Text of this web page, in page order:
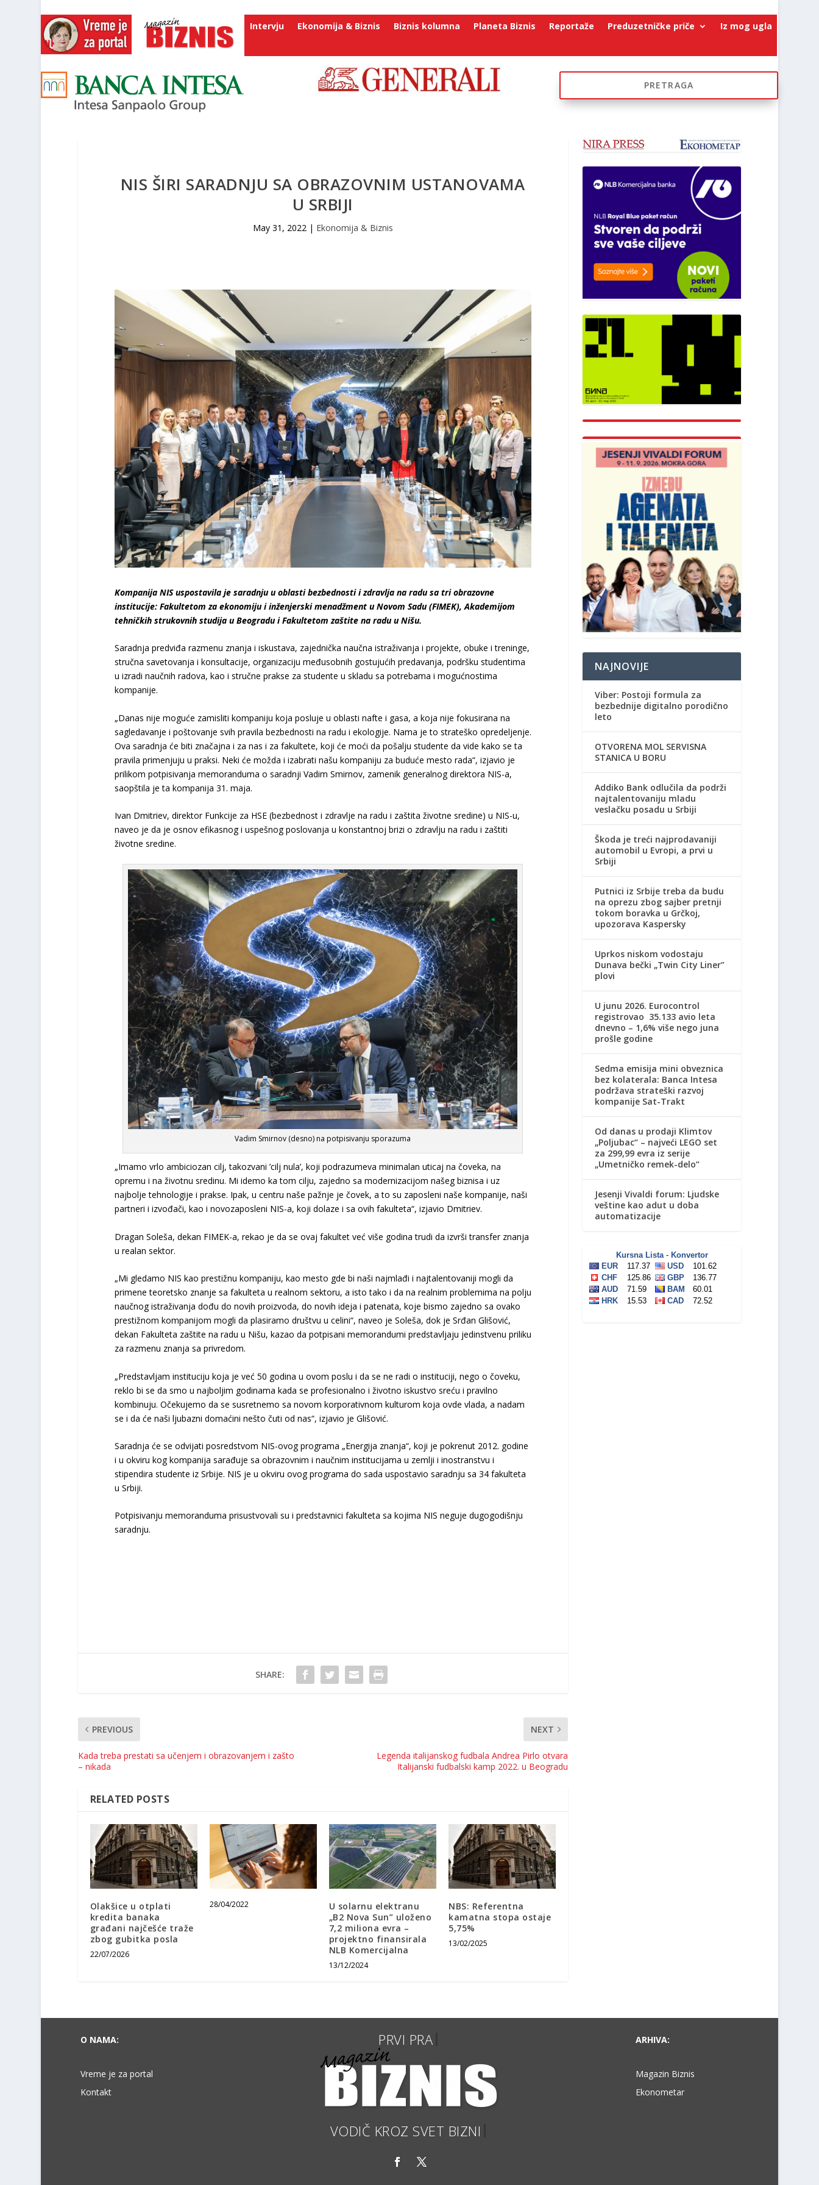
Intervju Ekonomija & Biznis Biznis kolumna Planeta Biznis Reportaže Preduzetničke priče Iz mog ugla
NIS ŠIRI SARADNЈU SA OBRAZOVNIM USTANOVAMA
U SRBIJI
May 31, 2022| Ekonomija & Biznis
Kompanija NIS uspostavila je saradnju u oblasti bezbednosti i zdravlјa na radu sa tri obrazovne
institucije: Fakultetom za ekonomiju i inženjerski menadžment u Novom Sadu (FIMEK), Akademijom
tehničkih strukovnih studija u Beogradu i Fakultetom zaštite na radu u Nišu.
Saradnja predviđa razmenu znanja i iskustava, zajednička naučna istraživanja i projekte, obuke i treninge,
stručna savetovanja i konsultacije, organizaciju međusobnih gostujućih predavanja, podršku studentima
u izradi naučnih radova, kao i stručne prakse za studente u skladu sa potrebama i mogućnostima
kompanije.
„Danas nije moguće zamisliti kompaniju koja posluje u oblasti nafte i gasa, a koja nije fokusirana na
sagledavanje i poštovanje svih pravila bezbednosti na radu i ekologije. Nama je to strateško opredelјenje.
Ova saradnja će biti značajna i za nas i za fakultete, koji će moći da pošalјu studente da vide kako se ta
pravila primenjuju u praksi. Neki će možda i izabrati našu kompaniju za buduće mesto rada“, izjavio je
prilikom potpisivanja memoranduma o saradnji Vadim Smirnov, zamenik generalnog direktora NIS-a,
saopštila je ta kompanija 31. maja.
Ivan Dmitriev, direktor Funkcije za HSE (bezbednost i zdravlјe na radu i zaštita životne sredine) u NIS-u,
naveo je da je osnov efikasnog i uspešnog poslovanja u konstantnoj brizi o zdravlјu na radu i zaštiti
životne sredine.
Vadim Smirnov (desno) na potpisivanju sporazuma
„Imamo vrlo ambiciozan cilј, takozvani ’cilј nula’, koji podrazumeva minimalan uticaj na čoveka, na
opremu i na životnu sredinu. Mi idemo ka tom cilјu, zajedno sa modernizacijom našeg biznisa i uz
najbolјe tehnologije i prakse. Ipak, u centru naše pažnje je čovek, a to su zaposleni naše kompanije, naši
partneri i izvođači, kao i novozaposleni NIS-a, koji dolaze i sa ovih fakulteta“, izjavio Dmitriev.
Dragan Soleša, dekan FIMEK-a, rekao je da se ovaj fakultet već više godina trudi da izvrši transfer znanja
u realan sektor.
„Mi gledamo NIS kao prestižnu kompaniju, kao mesto gde bi naši najmlađi i najtalentovaniji mogli da
primene teoretsko znanje sa fakulteta u realnom sektoru, a isto tako i da na realnim problemima na polјu
naučnog istraživanja dođu do novih proizvoda, do novih ideja i patenata, koje bismo zajedno sa ovako
prestižnom kompanijom mogli da plasiramo društvu u celini“, naveo je Soleša, dok je Srđan Glišović,
dekan Fakulteta zaštite na radu u Nišu, kazao da potpisani memorandumi predstavlјaju jedinstvenu priliku
za razmenu znanja sa privredom.
„Predstavlјam instituciju koja je već 50 godina u ovom poslu i da se ne radi o instituciji, nego o čoveku,
reklo bi se da smo u najbolјim godinama kada se profesionalno i životno iskustvo sreću i pravilno
kombinuju. Očekujemo da se susretnemo sa novom korporativnom kulturom koja ovde vlada, a nadam
se i da će naši lјubazni domaćini nešto čuti od nas“, izjavio je Glišović.
Saradnja će se odvijati posredstvom NIS-ovog programa „Energija znanja“, koji je pokrenut 2012. godine
i u okviru kog kompanija sarađuje sa obrazovnim i naučnim institucijama u zemlјi i inostranstvu i
stipendira studente iz Srbije. NIS je u okviru ovog programa do sada uspostavio saradnju sa 34 fakulteta
u Srbiji.
Potpisivanju memoranduma prisustvovali su i predstavnici fakulteta sa kojima NIS neguje dugogodišnju
saradnju.
SHARE:
PREVIOUS
Kada treba prestati sa učenjem i obrazovanjem i zašto
– nikada
NEXT
Legenda italijanskog fudbala Andrea Pirlo otvara
Italijanski fudbalski kamp 2022. u Beogradu
RELATED POSTS
Olakšice u otplati
kredita banaka
građani najčešće traže
zbog gubitka posla
22/07/2026
28/04/2022
U solarnu elektranu
„B2 Nova Sun” uloženo
7,2 miliona evra –
projektno finansirala
NLB Komercijalna
13/12/2024
NBS: Referentna
kamatna stopa ostaje
5,75%
13/02/2025
NAJNOVIJE
Viber: Postoji formula za
bezbednije digitalno porodično
leto
OTVORENA MOL SERVISNA
STANICA U BORU
Addiko Bank odlučila da podrži
najtalentovaniju mladu
veslačku posadu u Srbiji
Škoda je treći najprodavaniji
automobil u Evropi, a prvi u
Srbiji
Putnici iz Srbije treba da budu
na oprezu zbog sajber pretnji
tokom boravka u Grčkoj,
upozorava Kaspersky
Uprkos niskom vodostaju
Dunava bečki „Twin City Liner”
plovi
U junu 2026. Eurocontrol
registrovao 35.133 avio leta
dnevno – 1,6% više nego juna
prošle godine
Sedma emisija mini obveznica
bez kolaterala: Banca Intesa
podržava strateški razvoj
kompanije Sat-Trakt
Od danas u prodaji Klimtov
„Poljubac“ – najveći LEGO set
za 299,99 evra iz serije
„Umetničko remek-delo“
Jesenji Vivaldi forum: Ljudske
veštine kao adut u doba
automatizacije
O NAMA:
Vreme je za portal
Kontakt
VODIČ
ARHIVA:
Magazin Biznis
Ekonometar